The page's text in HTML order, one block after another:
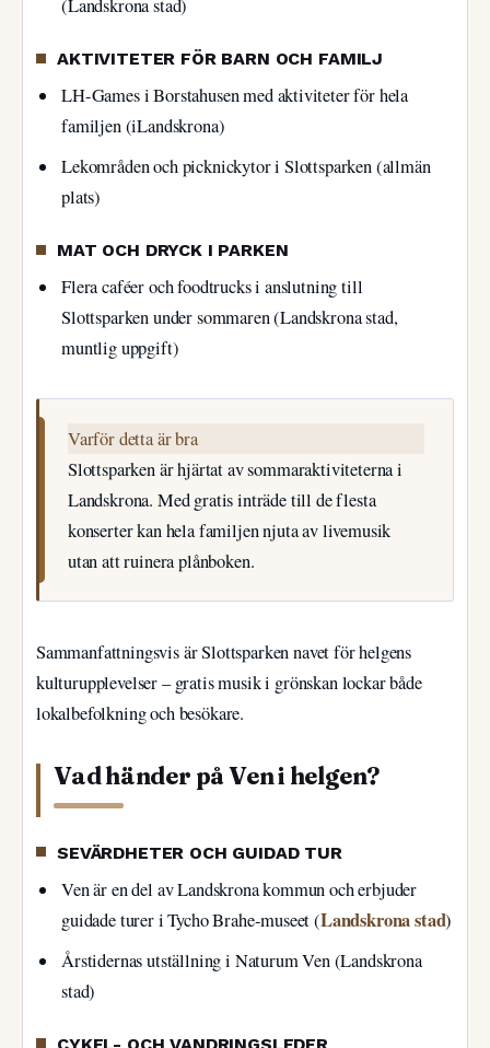
(Landskrona stad)
AKTIVITETER FÖR BARN OCH FAMILJ
LH-Games i Borstahusen med aktiviteter för hela
familjen (iLandskrona)
Lekområden och picknickytor i Slottsparken (allmän
plats)
MAT OCH DRYCK I PARKEN
Flera caféer och foodtrucks i anslutning till
Slottsparken under sommaren (Landskrona stad,
muntlig uppgift)
Varför detta är bra
Slottsparken är hjärtat av sommaraktiviteterna i
Landskrona. Med gratis inträde till de flesta
konserter kan hela familjen njuta av livemusik
utan att ruinera plånboken.
Sammanfattningsvis är Slottsparken navet för helgens
kulturupplevelser – gratis musik i grönskan lockar både
lokalbefolkning och besökare.
Vad händer på Ven i helgen?
SEVÄRDHETER OCH GUIDAD TUR
Ven är en del av Landskrona kommun och erbjuder
guidade turer i Tycho Brahe-museet (Landskrona stad)
Årstidernas utställning i Naturum Ven (Landskrona
stad)
CYKEL- OCH VANDRINGSLEDER